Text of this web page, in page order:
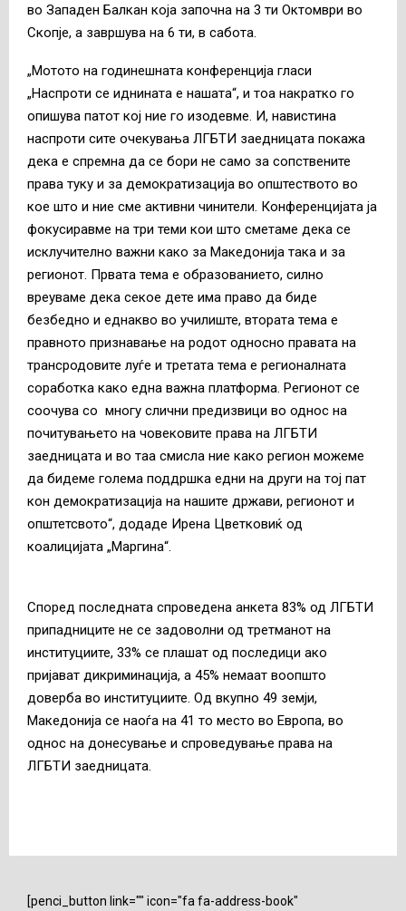
во Западен Балкан која започна на 3 ти Октомври во
Скопје, а завршува на 6 ти, в сабота.
„Мотото на годинешната конференција гласи
„Наспроти се иднината е нашата“, и тоа накратко го
опишува патот кој ние го изодевме. И, навистина
наспроти сите очекувања ЛГБТИ заедницата покажа
дека е спремна да се бори не само за сопствените
права туку и за демократизација во општеството во
кое што и ние сме активни чинители. Конференцијата ја
фокусиравме на три теми кои што сметаме дека се
исклучително важни како за Македонија така и за
регионот. Првата тема е образованието, силно
вреуваме дека секое дете има право да биде
безбедно и еднакво во училиште, втората тема е
правното признавање на родот односно правата на
трансродовите луѓе и третата тема е регионалната
соработка како една важна платформа. Регионот се
соочува со многу слични предизвици во однос на
почитувањето на човековите права на ЛГБТИ
заедницата и во таа смисла ние како регион можеме
да бидеме голема поддршка едни на други на тој пат
кон демократизација на нашите држави, регионот и
општетсвото“, додаде Ирена Цветковиќ од
коалицијата „Маргина“.
Според последната спроведена анкета 83% од ЛГБТИ
припадниците не се задоволни од третманот на
институциите, 33% се плашат од последици ако
пријават дикриминација, а 45% немаат воопшто
доверба во институциите. Од вкупно 49 земји,
Македонија се наоѓа на 41 то место во Европа, во
однос на донесување и спроведување права на
ЛГБТИ заедницата.
[penci_button link="" icon="fa fa-address-book"